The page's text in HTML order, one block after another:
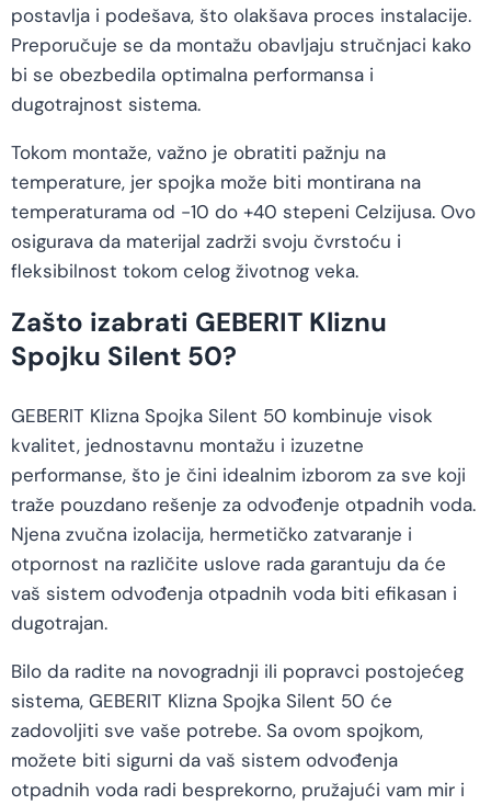
postavlja i podešava, što olakšava proces instalacije.
Preporučuje se da montažu obavljaju stručnjaci kako
bi se obezbedila optimalna performansa i
dugotrajnost sistema.
Tokom montaže, važno je obratiti pažnju na
temperature, jer spojka može biti montirana na
temperaturama od -10 do +40 stepeni Celzijusa. Ovo
osigurava da materijal zadrži svoju čvrstoću i
fleksibilnost tokom celog životnog veka.
Zašto izabrati GEBERIT Kliznu
Spojku Silent 50?
GEBERIT Klizna Spojka Silent 50 kombinuje visok
kvalitet, jednostavnu montažu i izuzetne
performanse, što je čini idealnim izborom za sve koji
traže pouzdano rešenje za odvođenje otpadnih voda.
Njena zvučna izolacija, hermetičko zatvaranje i
otpornost na različite uslove rada garantuju da će
vaš sistem odvođenja otpadnih voda biti efikasan i
dugotrajan.
Bilo da radite na novogradnji ili popravci postojećeg
sistema, GEBERIT Klizna Spojka Silent 50 će
zadovoljiti sve vaše potrebe. Sa ovom spojkom,
možete biti sigurni da vaš sistem odvođenja
otpadnih voda radi besprekorno, pružajući vam mir i